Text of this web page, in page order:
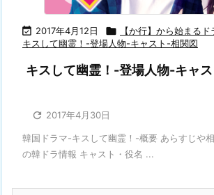
 2017年4月12日  【か行】から始まるド
キスして幽霊！-登場人物-キャスト-相関図
キスして幽霊！-登場人物-キャ
 2017年4月30日
韓国ドラマ-キスして幽霊！-概要 あらすじや
の韓ドラ情報 キャスト・役名 ...